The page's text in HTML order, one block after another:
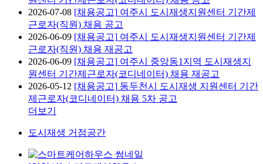
2026-07-08 [채용공고] 여주시 도시재생지원센터 기간제
근로자(직원) 채용 공고
2026-06-09 [채용공고] 여주시 도시재생지원센터 기간제
근로자(직원) 채용 재공고
2026-06-09 [채용공고] 여주시 중앙동1지역 도시재생지
원센터 기간제근로자(코디네이터) 채용 재공고
2026-05-12 [채용공고] 동두천시 도시재생 지원센터 기간
제근로자(코디네이터) 채용 5차 공고
더보기
도시재생 거점공간